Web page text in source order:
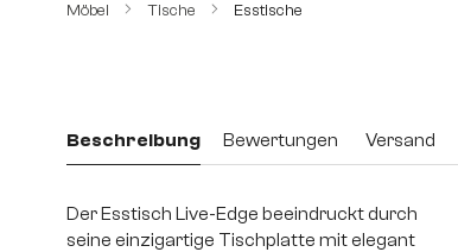
Möbel Tische Esstische
Beschreibung Bewertungen Versand
Der Esstisch Live-Edge beeindruckt durch
seine einzigartige Tischplatte mit elegant